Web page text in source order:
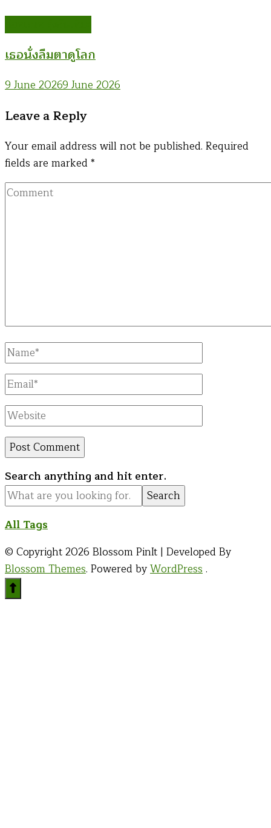
เธอนั่งลืมตาดูโลก
9 June 20269 June 2026
Leave a Reply
Your email address will not be published. Required
fields are marked *
Comment
Full
Name
Email
Website
Looking
for
Something?
Search anything and hit enter.
All Tags
© Copyright 2026 Blossom PinIt | Developed By
Blossom Themes. Powered byWordPress.